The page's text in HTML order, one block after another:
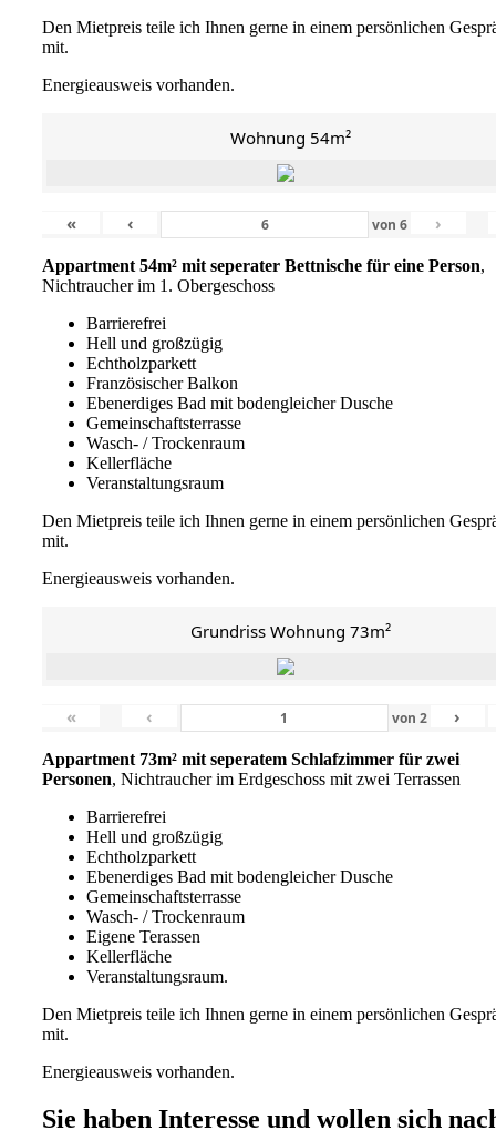
Den Mietpreis teile ich Ihnen gerne in einem persönlichen
mit.
Energieausweis vorhanden.
Wohnung 54m²
« ‹ von6 ›
Appartment 54m² mit seperater Bettnische für eine Person,
Nichtraucher im 1. Obergeschoss
Barrierefrei
Hell und großzügig
Echtholzparkett
Französischer Balkon
Ebenerdiges Bad mit bodengleicher Dusche
Gemeinschaftsterrasse
Wasch- / Trockenraum
Kellerfläche
Veranstaltungsraum
Den Mietpreis teile ich Ihnen gerne in einem persönlichen
mit.
Energieausweis vorhanden.
Grundriss Wohnung 73m²
« ‹ von 2 ›
Appartment 73m² mit seperatem Schlafzimmer für zwei
Personen, Nichtraucher im Erdgeschoss mit zwei Terrassen
Barrierefrei
Hell und großzügig
Echtholzparkett
Ebenerdiges Bad mit bodengleicher Dusche
Gemeinschaftsterrasse
Wasch- / Trockenraum
Eigene Terassen
Kellerfläche
Veranstaltungsraum.
Den Mietpreis teile ich Ihnen gerne in einem persönlichen
mit.
Energieausweis vorhanden.
Sie haben Interesse und wollen sich